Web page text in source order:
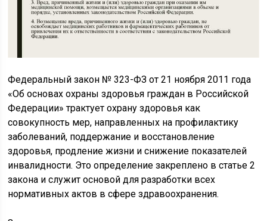
Федеральный закон № 323-ФЗ от 21 ноября 2011 года
«Об основах охраны здоровья граждан в Российской
Федерации» трактует охрану здоровья как
совокупность мер, направленных на профилактику
заболеваний, поддержание и восстановление
здоровья, продление жизни и снижение показателей
инвалидности. Это определение закреплено в статье 2
закона и служит основой для разработки всех
нормативных актов в сфере здравоохранения.